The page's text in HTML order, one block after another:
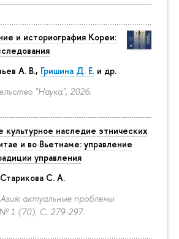
и историография Кореи:
А. В., Гришина Д. Е. и др.
"Наука", 2026.
культурное наследие этнических
и во Вьетнаме: управление
управления
Старикова С. А.
актуальные проблемы
№ 1 (70). С. 279-297.